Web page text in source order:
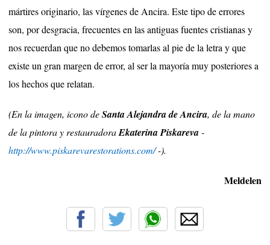
mártires originario, las vírgenes de Ancira. Este tipo de errores
son, por desgracia, frecuentes en las antiguas fuentes cristianas y
nos recuerdan que no debemos tomarlas al pie de la letra y que
existe un gran margen de error, al ser la mayoría muy posteriores a
los hechos que relatan.
(En la imagen, icono deSanta Alejandra de Ancira, de la mano
de la pintora y restauradoraEkaterina Piskareva-
http://www.piskarevarestorations.com/-).
Meldelen